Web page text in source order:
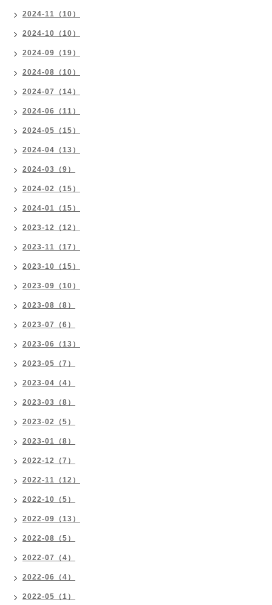
2024-11（10）
2024-10（10）
2024-09（19）
2024-08（10）
2024-07（14）
2024-06（11）
2024-05（15）
2024-04（13）
2024-03（9）
2024-02（15）
2024-01（15）
2023-12（12）
2023-11（17）
2023-10（15）
2023-09（10）
2023-08（8）
2023-07（6）
2023-06（13）
2023-05（7）
2023-04（4）
2023-03（8）
2023-02（5）
2023-01（8）
2022-12（7）
2022-11（12）
2022-10（5）
2022-09（13）
2022-08（5）
2022-07（4）
2022-06（4）
2022-05（1）